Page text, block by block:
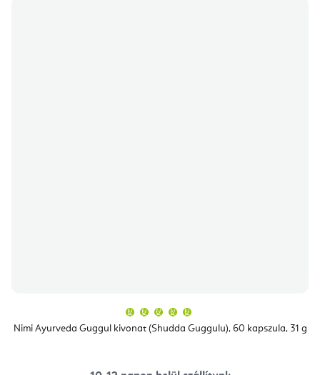
Nimi Ayurveda Guggul kivonat (Shudda Guggulu), 60 kapszula, 31 g
átlagos
értékelése
csillag.